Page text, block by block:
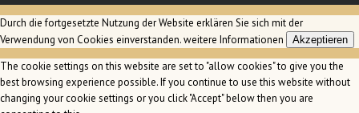
Durch die fortgesetzte Nutzung der Website erklären Sie sich mit der
Verwendung von Cookies einverstanden.weitere Informationen Akzeptieren
The cookie settings on this website are set to "allow cookies" to give you the
best browsing experience possible. If you continue to use this website without
changing your cookie settings or you click "Accept" below then you are